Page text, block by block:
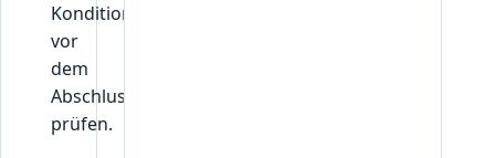
Konditionen
vor
dem
Abschluss
prüfen.